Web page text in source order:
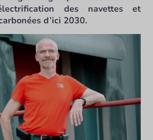
des navettes et
d’ici 2030.